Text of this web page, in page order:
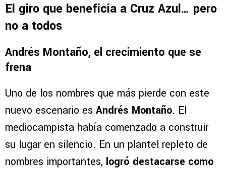
El giro que beneficia a Cruz Azul… pero
no a todos
Andrés Montaño, el crecimiento que se
frena
Uno de los nombres que más pierde con este
nuevo escenario es Andrés Montaño. El
mediocampista había comenzado a construir
su lugar en silencio. En un plantel repleto de
nombres importantes, logró destacarse como